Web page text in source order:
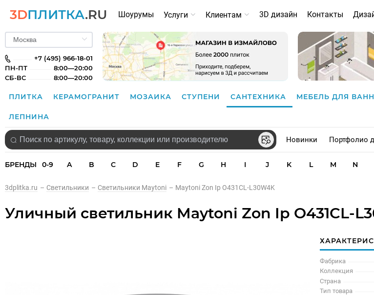
3DПЛИТКА.RU Шоурумы Услуги Клиентам 3D дизайн Контакты
+7 (495) 966-18-01
ПН-ПТ
8:00—20:00
СБ-ВС
8:00—20:00
ПЛИТКА КЕРАМОГРАНИТ МОЗАИКА СТУПЕНИ САНТЕХНИКА МЕБЕЛЬ ДЛЯ
ЛЕПНИНА
Новинки Портфолио
БРЕНДЫ 0-9 A B C D E F G H I J K L M N
3dplitka.ru – Светильники – Светильники Maytoni – Maytoni Zon Ip O431CL-L30W4K
Уличный светильник Maytoni Zon Ip O431CL-
Фабрика
Коллекция
Страна
Тип товара